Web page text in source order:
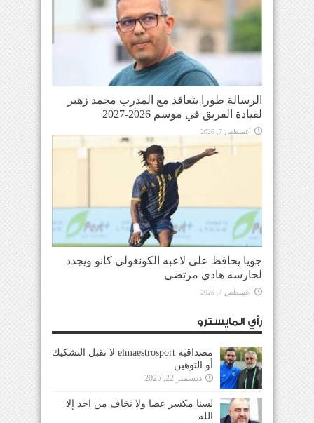
الرسالة طورا يتعاقد مع المدرب محمد زهير
لقيادة الفريق في موسم 2026-2027
أغسطس 7, 2026
جويا يحافظ على لاعبه الكونغولي كانو ويجدد
لحارسه هادي مرتضى
أغسطس 7, 2026
رأي المايسترو
مصداقية elmaestrosport لا تقبل التشكيك
أو التوهين
ديسمبر 22, 2025
لسنا مكسر عصا ولا نخاف من احد إلا
الله